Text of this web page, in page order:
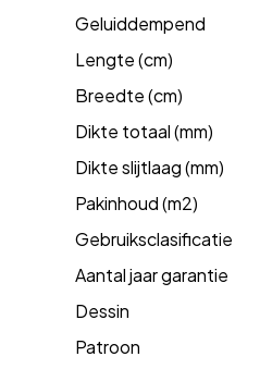
Geluiddempend
Lengte (cm)
Breedte (cm)
Dikte totaal (mm)
Dikte slijtlaag (mm)
Pakinhoud (m2)
Gebruiksclasificatie
Aantal jaar garantie
Dessin
Patroon